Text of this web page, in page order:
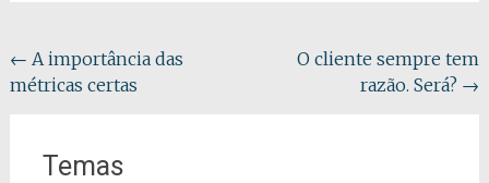
Navegação
do
← A importância das
métricas certas
O cliente sempre tem
razão. Será? →
Temas